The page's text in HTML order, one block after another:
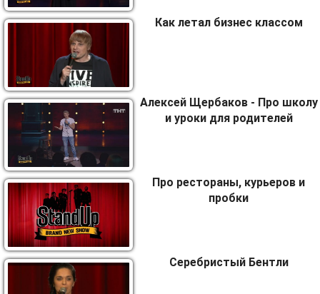
Как летал бизнес классом
Алексей Щербаков - Про школу
и уроки для родителей
Про рестораны, курьеров и
пробки
Серебристый Бентли